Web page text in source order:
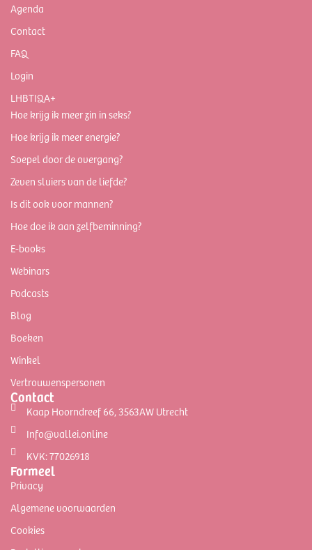
Agenda
Contact
FAQ
Login
LHBTIQA+
Hoe krijg ik meer zin in seks?
Hoe krijg ik meer energie?
Soepel door de overgang?
Zeven sluiers van de liefde?
Is dit ook voor mannen?
Hoe doe ik aan zelfbeminning?
E-books
Webinars
Podcasts
Blog
Boeken
Winkel
Vertrouwenspersonen
Contact
Kaap Hoorndreef 66, 3563AW Utrecht
Info@vallei.online
KVK: 77026918
Formeel
Privacy
Algemene voorwaarden
Cookies